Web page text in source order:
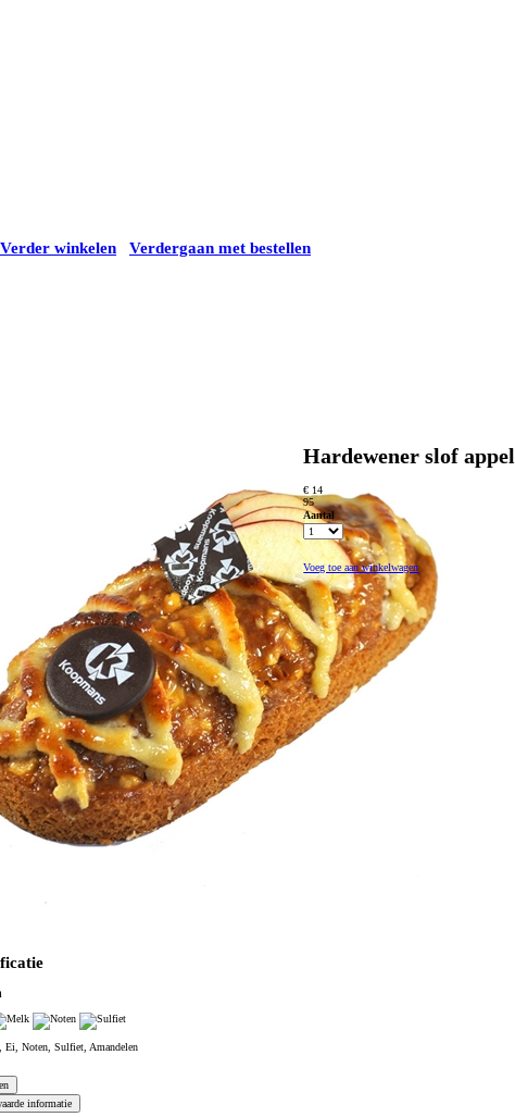
Verder winkelen Verdergaan met bestellen
Hardewener slof appel
€ 14
95
Aantal
Voeg toe aan winkelwagen
Ei, Noten, Sulfiet, Amandelen